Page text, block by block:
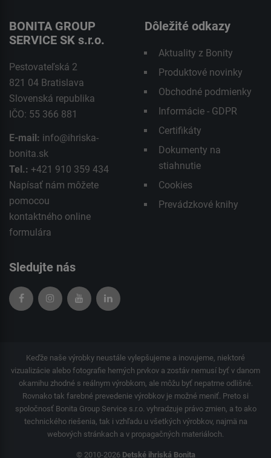
BONITA GROUP
SERVICE SK s.r.o.
Pestovateľská 2
821 04 Bratislava
Slovenská republika
IČO: 55 366 881
E-mail: info@ihriska-
bonita.sk
Tel.: +421 910 359 434
Napísať nám môžete
pomocou
kontaktného online
formulára
Dôležité odkazy
Aktuality z Bonity
Produktové novinky
Obchodné podmienky
Informácie - GDPR
Certifikáty
Dokumenty na
stiahnutie
Cookies
Prevádzkové knihy
Sledujte nás
Keďže naše výrobky neustále vylepšujeme a inovujeme, niektoré
vizualizácie alebo fotografie herných prvkov a zostáv nemusí byť v danom
okamihu zhodné s reálnym výrobkom, ale môžu byť nepatrne odlišné.
Rovnako tak farebné prevedenie výrobkov je možné meniť. Preto si
spoločnosť Bonita Group Service s.r.o. vyhradzuje právo zmien, a to ako
technického riešenia, tak i vzhľadu u všetkých výrobkov, najmä na
webových stránkach a v propagačných materiáloch.
© 2010-2026 Detské ihriská Bonita